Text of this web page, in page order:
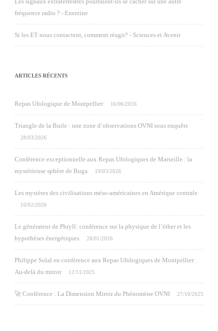
fréquence radio ? - Enerzine
Si les ET nous contactent, comment réagir? - Sciences et Avenir
ARTICLES RÉCENTS
Repas Ufologique de Montpellier 16/06/2026
Triangle de la Burle : une zone d’observations OVNI sous enquête
28/03/2026
Conférence exceptionnelle aux Repas Ufologiques de Marseille : la
mystérieuse sphère de Buga
19/03/2026
Les mystères des civilisations méso-américaines en Amérique centrale
10/02/2026
Le générateur de Phryll: conférence sur la physique de l’éther et les
hypothèses énergétiques
28/01/2026
Philippe Solal en conférence aux Repas Ufologiques de Montpellier:
Au-delà du miroir
12/11/2025
🚀 Conférence : La Dimension Miroir du Phénomène OVNI 27/10/2025